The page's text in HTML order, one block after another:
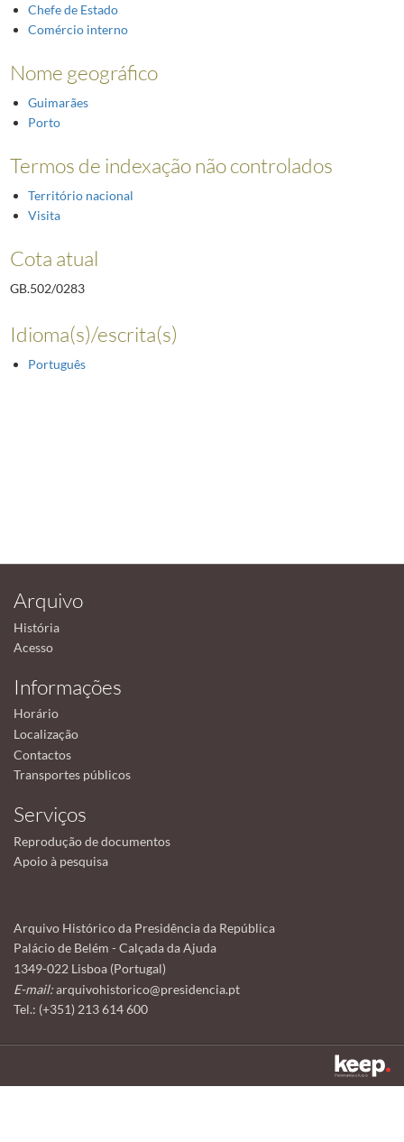
Chefe de Estado
Comércio interno
Nome geográfico
Guimarães
Porto
Termos de indexação não controlados
Território nacional
Visita
Cota atual
GB.502/0283
Idioma(s)/escrita(s)
Português
Arquivo
História
Acesso
Informações
Horário
Localização
Contactos
Transportes públicos
Serviços
Reprodução de documentos
Apoio à pesquisa
Arquivo Histórico da Presidência da República
Palácio de Belém - Calçada da Ajuda
1349-022 Lisboa (Portugal)
E-mail:arquivohistorico@presidencia.pt
Tel.: (+351) 213 614 600